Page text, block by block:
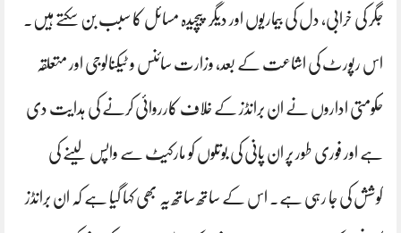
جگر کی خرابی، دل کی بیماریوں اور دیگر پیچیدہ مسائل کا سبب بن سکتے ہیں۔
اس رپورٹ کی اشاعت کے بعد، وزارت سائنس و ٹیکنالوجی اور متعلقہ
حکومتی اداروں نے ان برانڈز کے خلاف کارروائی کرنے کی ہدایت دی
ہے اور فوری طور پر ان پانی کی بوتلوں کو مارکیٹ سے واپس لینے کی
کوشش کی جا رہی ہے۔ اس کے ساتھ ساتھ یہ بھی کہا گیا ہے کہ ان برانڈز